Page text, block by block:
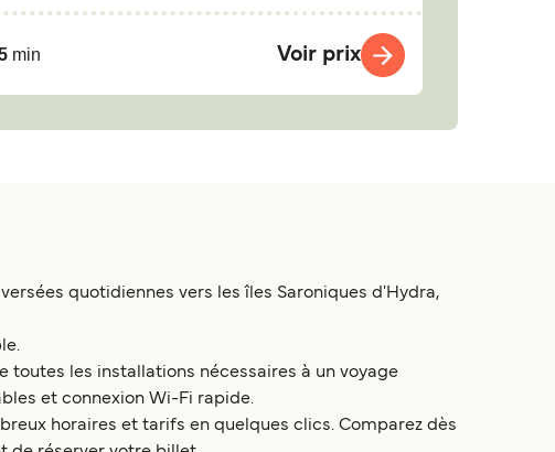
min Voir prix
quotidiennes vers les îles Saroniques d'Hydra,
les installations nécessaires à un voyage
et connexion Wi-Fi rapide.
horaires et tarifs en quelques clics. Comparez dès